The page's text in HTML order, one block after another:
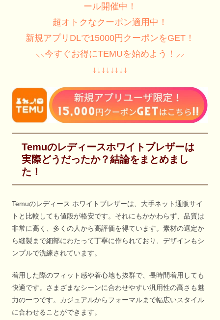
ール開催中！
超オトクなクーポン適用中！
新規アプリDLで15000円クーポンをGET！
⸜⸜今すぐお得にTEMUを始めよう！⸝⸝
↓↓↓↓↓↓↓↓
Temuのレディースホワイトブレザーは
実際どうだったか？結論をまとめまし
た！
Temuのレディース ホワイトブレザーは、大手ネット通販サイ
トと比較しても値段が格安です。それにもかかわらず、品質は
非常に高く、多くの人から高評価を得ています。素材の選定か
ら縫製まで細部にわたって丁寧に作られており、デザインもシ
ンプルで洗練されています。
着用した際のフィット感や着心地も抜群で、長時間着用しても
快適です。さまざまなシーンに合わせやすい汎用性の高さも魅
力の一つです。カジュアルからフォーマルまで幅広いスタイル
に合わせることができます。